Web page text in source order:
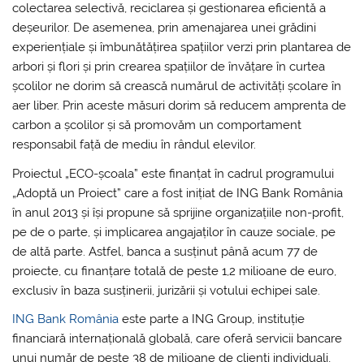
colectarea selectivă, reciclarea și gestionarea eficientă a
deșeurilor. De asemenea, prin amenajarea unei grădini
experiențiale și îmbunătățirea spațiilor verzi prin plantarea de
arbori și flori și prin crearea spațiilor de învățare în curtea
școlilor ne dorim să crească numărul de activități școlare în
aer liber. Prin aceste măsuri dorim să reducem amprenta de
carbon a școlilor și să promovăm un comportament
responsabil față de mediu în rândul elevilor.
Proiectul „ECO-școala” este finanțat în cadrul programului
„Adoptă un Proiect” care a fost inițiat de ING Bank România
în anul 2013 și își propune să sprijine organizațiile non-profit,
pe de o parte, și implicarea angajaților în cauze sociale, pe
de altă parte. Astfel, banca a susținut până acum 77 de
proiecte, cu finanțare totală de peste 1,2 milioane de euro,
exclusiv în baza susținerii, jurizării și votului echipei sale.
ING Bank România este parte a ING Group, instituție
financiară internațională globală, care oferă servicii bancare
unui număr de peste 38 de milioane de clienți individuali,